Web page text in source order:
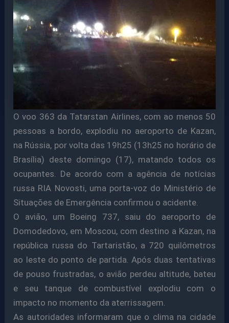
O voo 363 da Tatarstan Airlines, com ao menos 50
pessoas a bordo, explodiu no aeroporto de Kazan,
na Rússia, por volta das 19h25 (13h25 no horário de
Brasília) deste domingo (17), matando todos os
ocupantes. De acordo com a agência de notícias
russa RIA Novosti, uma porta-voz do Ministério de
Situações de Emergência confirmou o acidente.
O avião, um Boeing 737, saiu do aeroporto de
Domodedovo, em Moscou, com destino a Kazan, na
república russa do Tartaristão, a 720 quilômetros
ao leste do ponto de partida. Após duas tentativas
de pouso frustradas, o avião perdeu altitude, bateu
e seu tanque de combustível explodiu com o
impacto no momento da aterrissagem.
As autoridades informaram que o clima na cidade